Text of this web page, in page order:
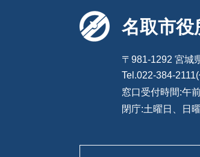
名取市役
〒981-1292 宮城
Tel.022-384-
窓口受付時間:午
閉庁:土曜日、日